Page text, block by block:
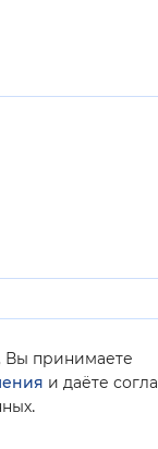
Вы принимаете
и даёте
.